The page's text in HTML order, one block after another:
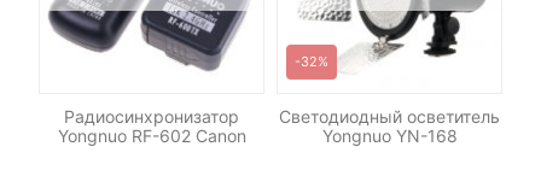
Радиосинхронизатор
Yongnuo RF-602 Canon
-32%
Светодиодный осветитель
Yongnuo YN-168